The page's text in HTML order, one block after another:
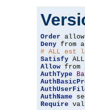
Order allow
Deny
# ALL est
Satisfy
Allow from
AuthType
AuthName
Require